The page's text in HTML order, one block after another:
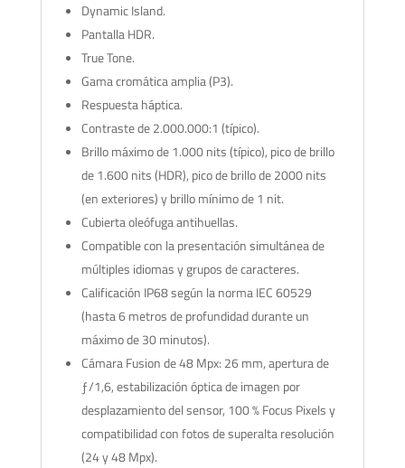
Dynamic Island.
Pantalla HDR.
True Tone.
Gama cromática amplia (P3).
Respuesta háptica.
Contraste de 2.000.000:1 (típico).
Brillo máximo de 1.000 nits (típico), pico de brillo
de 1.600 nits (HDR), pico de brillo de 2000 nits
(en exteriores) y brillo mínimo de 1 nit.
Cubierta oleófuga antihuellas.
Compatible con la presentación simultánea de
múltiples idiomas y grupos de caracteres.
Calificación IP68 según la norma IEC 60529
(hasta 6 metros de profundidad durante un
máximo de 30 minutos).
Cámara Fusion de 48 Mpx: 26 mm, apertura de
ƒ/1,6, estabili­zación óptica de imagen por
desplazamiento del sensor, 100 % Focus Pixels y
compati­bilidad con fotos de superalta resolución
(24 y 48 Mpx).